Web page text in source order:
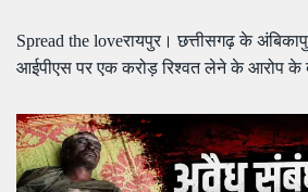
Spread the loveरायपुर। छत्तीसगढ़ के
आईपीएस पर एक करोड़ रिश्वत लेने के आरोप